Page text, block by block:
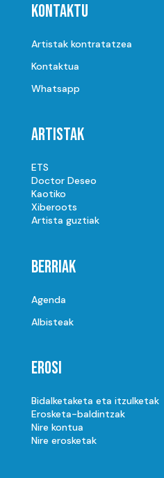
Kontaktu
Artistak kontratatzea
Kontaktua
Whatsapp
Artistak
ETS
Doctor Deseo
Kaotiko
Xiberoots
Artista guztiak
Berriak
Agenda
Albisteak
Erosi
Bidalketaketa eta itzulketak
Erosketa-baldintzak
Nire kontua
Nire erosketak